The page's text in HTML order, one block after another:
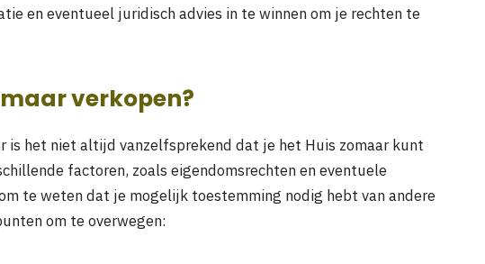
en eventueel juridisch advies in te winnen om je rechten te
verkopen?
is het niet altijd vanzelfsprekend dat je het Huis zomaar kunt
factoren, zoals eigendomsrechten en eventuele
te weten dat je mogelijk toestemming nodig hebt van andere
om te overwegen: